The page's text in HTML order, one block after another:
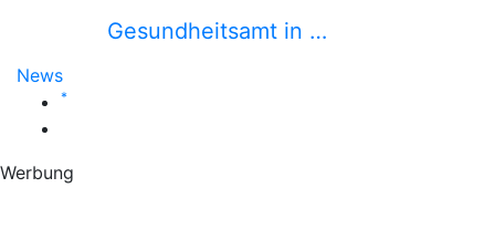
Gesundheitsamt in …
News
*
Werbung